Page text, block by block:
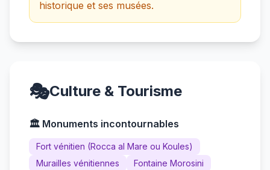
historique et ses musées.
🎭Culture & Tourisme
🏛️ Monuments incontournables
Fort vénitien (Rocca al Mare ou Koules)
Murailles vénitiennes
Fontaine Morosini